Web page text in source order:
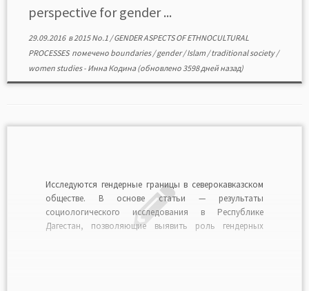
perspective for gender ...
29.09.2016в2015 No.1 /GENDER ASPECTS OF ETHNOCULTURAL
PROCESSES помечено boundaries/gender/Islam /traditional society/
women studies- Инна Кодина(обновлено 3598 дней назад)
Исследуются гендерные границы в северокавказском
обществе. В основе статьи — результаты
социологического исследования в Республике
Дагестан, позволяющие выявить роль гендерных